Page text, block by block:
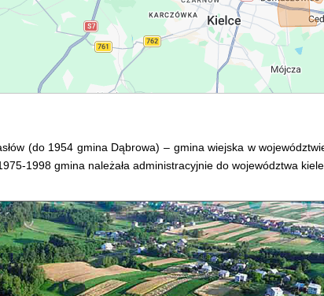
(do 1954 gmina Dąbrowa) – gmina wiejska w
1998 gmina należała administracyjnie do województwa